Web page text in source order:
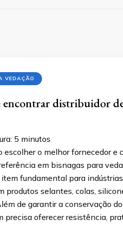
VEDAÇÃO
encontrar distribuidor
5 minutos
escolher o melhor fornecedor e
em bisnagas para
fundamental para
produtos selantes, colas,
de garantir a conservação
precisa oferecer resistência,